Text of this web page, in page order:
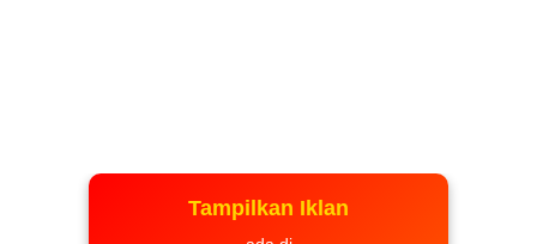
Tampilkan Iklan